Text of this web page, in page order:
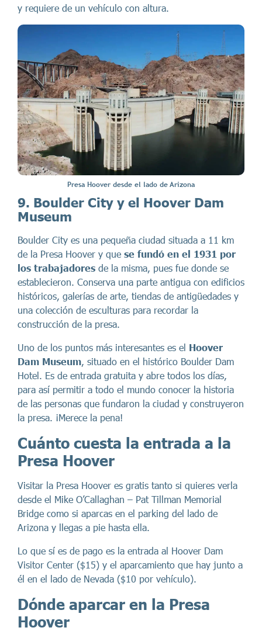
y requiere de un vehículo con altura.
Presa Hoover desde el lado de Arizona
9. Boulder City y el Hoover Dam
Museum
Boulder City es una pequeña ciudad situada a 11 km
de la Presa Hoover y que se fundó en el 1931 por
los trabajadores de la misma, pues fue donde se
establecieron. Conserva una parte antigua con edificios
históricos, galerías de arte, tiendas de antigüedades y
una colección de esculturas para recordar la
construcción de la presa.
Uno de los puntos más interesantes es el Hoover
Dam Museum, situado en el histórico Boulder Dam
Hotel. Es de entrada gratuita y abre todos los días,
para así permitir a todo el mundo conocer la historia
de las personas que fundaron la ciudad y construyeron
la presa. ¡Merece la pena!
Cuánto cuesta la entrada a la
Presa Hoover
Visitar la Presa Hoover es gratis tanto si quieres verla
desde el Mike O’Callaghan – Pat Tillman Memorial
Bridge como si aparcas en el parking del lado de
Arizona y llegas a pie hasta ella.
Lo que sí es de pago es la entrada al Hoover Dam
Visitor Center ($15) y el aparcamiento que hay junto a
él en el lado de Nevada ($10 por vehículo).
Dónde aparcar en la Presa
Hoover